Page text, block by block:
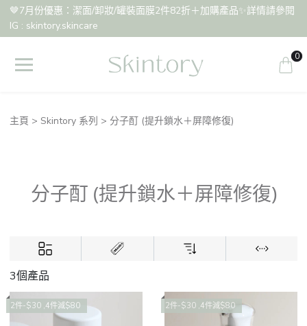
🤎7月份優惠：潔面/卸妝/罐裝面膜2件82折＋加購產品✨詳情請參閱
IG : skintory.skincare
0
主頁 Skintory 系列 分子酊 (提升鎖水＋屏障修復)
分子酊 (提升鎖水＋屏障修復)
3個產品
2件-$30 ,4件減$80 2件-$30 ,4件減$80